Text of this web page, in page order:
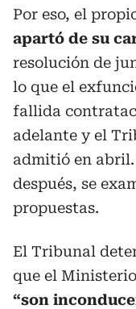
Por eso, el
apartó de su
resolución de
lo que el
fallida
adelante y el
admitió en abril.
después, se
propuestas.
El Tribunal
que el
“son